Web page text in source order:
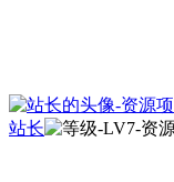
站长